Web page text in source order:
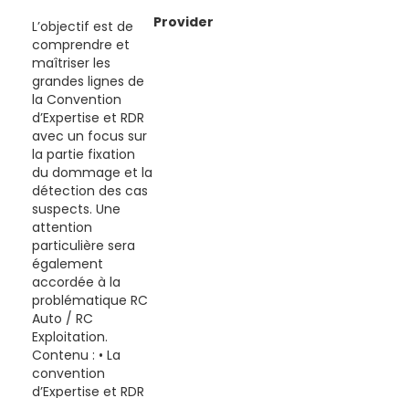
L’objectif est de
comprendre et
maîtriser les
grandes lignes de
la Convention
d’Expertise et RDR
avec un focus sur
la partie fixation
du dommage et la
détection des cas
suspects. Une
attention
particulière sera
également
accordée à la
problématique RC
Auto / RC
Exploitation.
Contenu : • La
convention
d’Expertise et RDR
Provider